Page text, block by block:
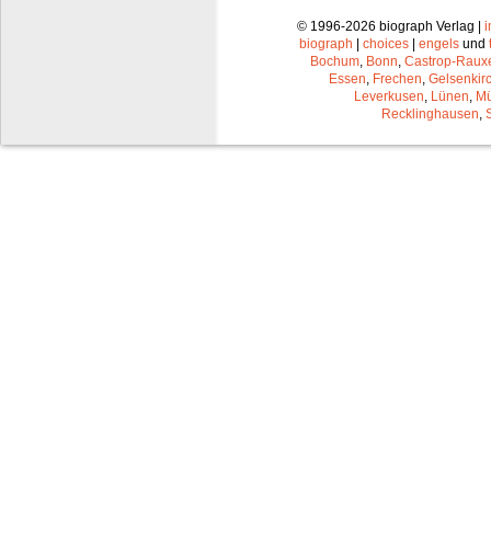
© 1996-2026 biograph Verlag |
biograph
choices engels und
Bochum, Bonn, Castrop-
Essen, Frechen,
Leverkusen, Lünen,
Recklinghausen,